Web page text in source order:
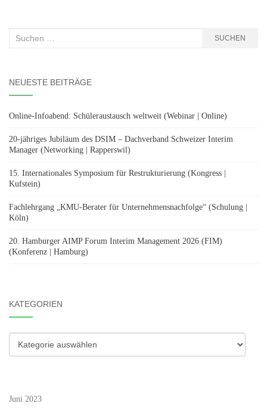
Suchen
SUCHEN
NEUESTE BEITRÄGE
Online-Infoabend: Schüleraustausch weltweit (Webinar | Online)
20-jähriges Jubiläum des DSIM – Dachverband Schweizer Interim
Manager (Networking | Rapperswil)
15. Internationales Symposium für Restrukturierung (Kongress |
Kufstein)
Fachlehrgang „KMU-Berater für Unternehmensnachfolge“ (Schulung |
Köln)
20. Hamburger AIMP Forum Interim Management 2026 (FIM)
(Konferenz | Hamburg)
KATEGORIEN
Kategorien
Juni 2023